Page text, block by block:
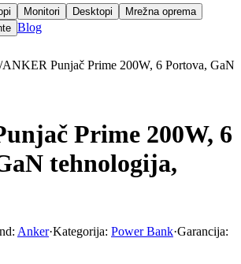
Monitori Desktopi
Mrežna oprema
Blog
/ANKER Punjač Prime 200W, 6 Portova, GaN
Prime 200W, 6
tehnologija,
Anker·Kategorija: Power Bank·Garancija: